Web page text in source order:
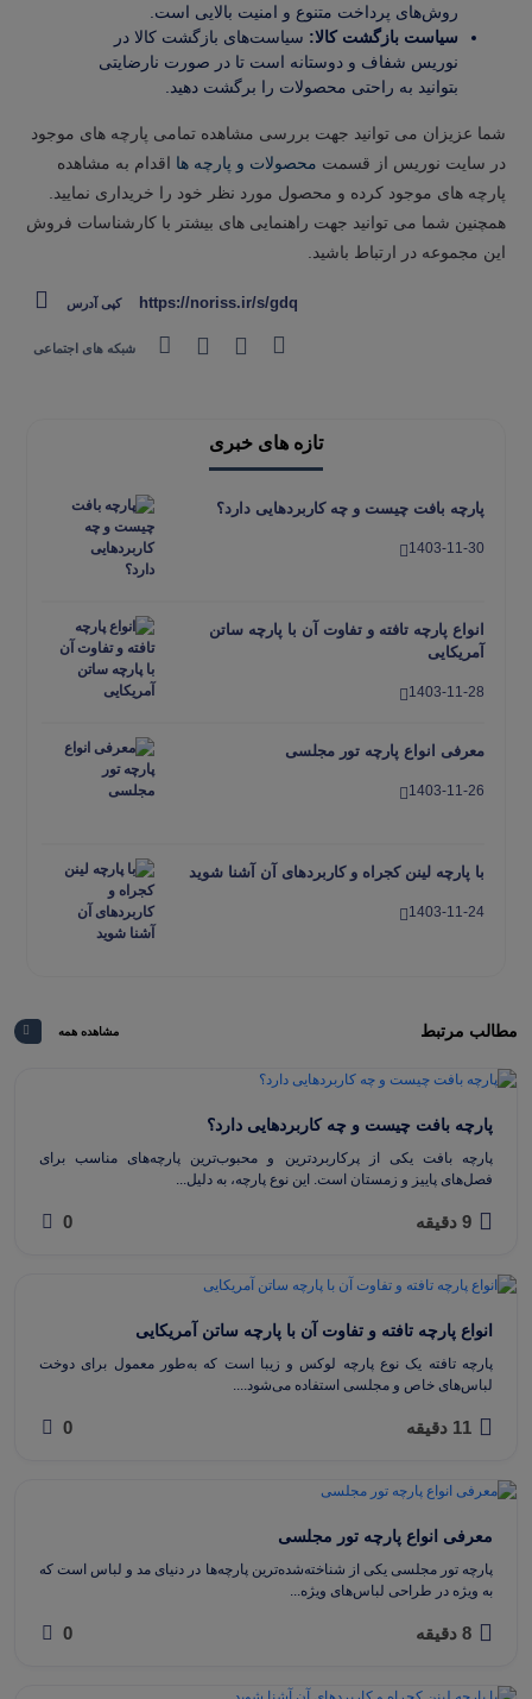
روش‌های پرداخت متنوع و امنیت بالایی است.
سیاست بازگشت کالا: سیاست‌های بازگشت کالا در
نوریس شفاف و دوستانه است تا در صورت نارضایتی
بتوانید به راحتی محصولات را برگشت دهید.
شما عزیزان می توانید جهت بررسی مشاهده تمامی پارچه های موجود
در سایت نوریس از قسمت محصولات و پارچه ها اقدام به مشاهده
پارچه های موجود کرده و محصول مورد نظر خود را خریداری نمایید.
همچنین شما می توانید جهت راهنمایی های بیشتر با کارشناسات فروش
این مجموعه در ارتباط باشید.
https://noriss.ir/s/gdq کپی آدرس
شبکه های اجتماعی
تازه های خبری
پارچه بافت چیست و چه کاربردهایی دارد؟
1403-11-30
انواع پارچه تافته و تفاوت آن با پارچه ساتن
آمریکایی
1403-11-28
معرفی انواع پارچه تور مجلسی
1403-11-26
با پارچه لینن کجراه و کاربردهای آن آشنا شوید
1403-11-24
مطالب مرتبط مشاهده همه
پارچه بافت چیست و چه کاربردهایی دارد؟
پارچه بافت یکی از پرکاربردترین و محبوب‌ترین پارچه‌های مناسب برای
فصل‌های پاییز و زمستان است. این نوع پارچه، به دلیل...
9 دقیقه 0
انواع پارچه تافته و تفاوت آن با پارچه ساتن آمریکایی
پارچه تافته یک نوع پارچه لوکس و زیبا است که به‌طور معمول برای دوخت
لباس‌های خاص و مجلسی استفاده می‌شود....
11 دقیقه 0
معرفی انواع پارچه تور مجلسی
پارچه تور مجلسی یکی از شناخته‌شده‌ترین پارچه‌ها در دنیای مد و لباس است که
به ویژه در طراحی لباس‌های ویژه...
8 دقیقه 0